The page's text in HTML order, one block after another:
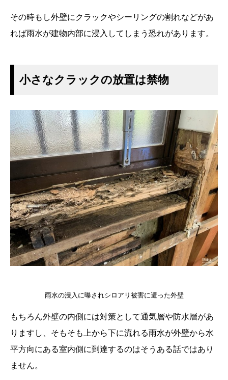
その時もし外壁にクラックやシーリングの割れなどがあ
れば雨水が建物内部に浸入してしまう恐れがあります。
小さなクラックの放置は禁物
雨水の浸入に曝されシロアリ被害に遭った外壁
もちろん外壁の内側には対策として通気層や防水層があ
りますし、そもそも上から下に流れる雨水が外壁から水
平方向にある室内側に到達するのはそうある話ではあり
ません。